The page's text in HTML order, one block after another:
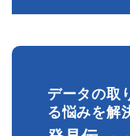
改定させて頂きま
おくとパス
の不具合が確認
データの取
る悩みを解